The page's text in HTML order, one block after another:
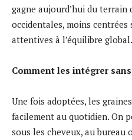
gagne aujourd’hui du terrain
occidentales, moins
attentives à l’équilibre global.
Comment les intégrer
Une fois adoptées, les
facilement au quotidien. On
sous les cheveux, au bureau